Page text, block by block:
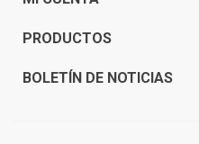
PRODUCTOS
BOLETÍN DE NOTICIAS